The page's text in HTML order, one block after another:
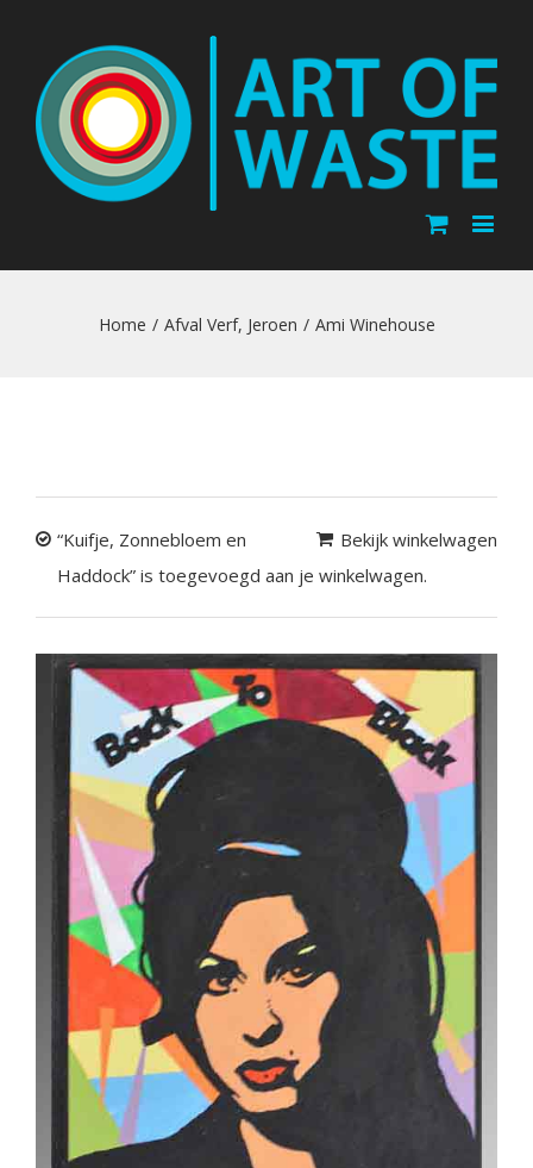
Home / Afval Verf, Jeroen / Ami Winehouse
Bekijk winkelwagen
“Kuifje, Zonnebloem en
Haddock” is toegevoegd aan je winkelwagen.